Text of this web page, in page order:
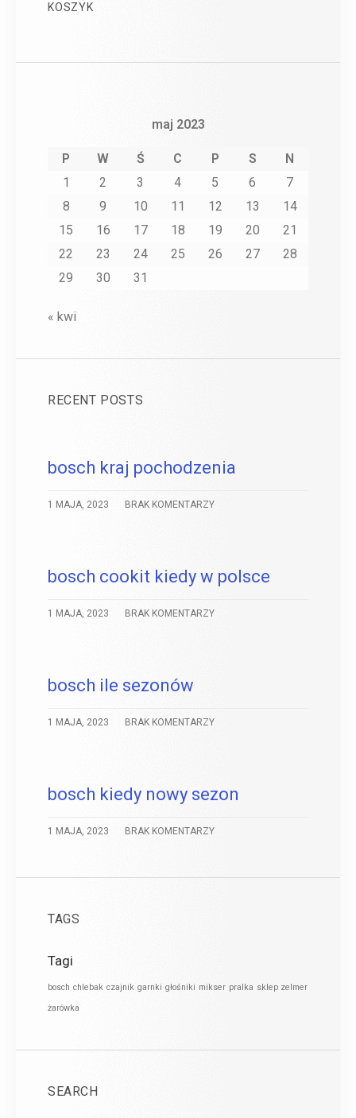
KOSZYK
maj 2023
P W Ś C P S
N
1
2 3 4 5 6
7
8
9 10 11 12 13
14
15
16 17 18 19 20
21
22
23 24 25 26 27
28
29
30 31
« kwi
RECENT POSTS
bosch kraj pochodzenia
1 MAJA, 2023 BRAK KOMENTARZY
bosch cookit kiedy w polsce
1 MAJA, 2023 BRAK KOMENTARZY
bosch ile sezonów
1 MAJA, 2023 BRAK KOMENTARZY
bosch kiedy nowy sezon
1 MAJA, 2023 BRAK KOMENTARZY
TAGS
Tagi
bosch chlebak czajnik garnki głośniki mikser pralka sklep zelmer
żarówka
SEARCH